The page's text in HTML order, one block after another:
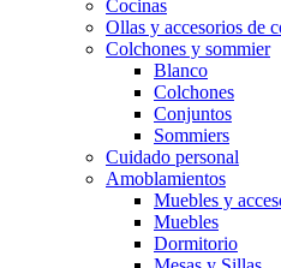
Cocinas
Ollas y accesorios de
Colchones y sommier
Blanco
Colchones
Conjuntos
Sommiers
Cuidado personal
Amoblamientos
Muebles y
Muebles
Dormitorio